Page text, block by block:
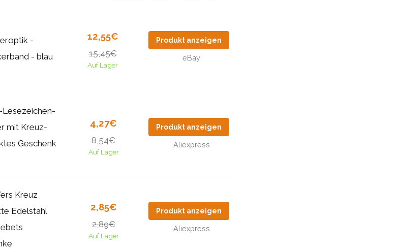
-
- blau
12,55€
15,45€
Auf Lager
Produkt anzeigen
eBay
Lesezeichen-
mit Kreuz-
Geschenk
4,27€
8,54€
Auf Lager
Produkt anzeigen
Aliexpress
Kreuz
Edelstahl
2,85€
2,89€
Auf Lager
Produkt anzeigen
Aliexpress